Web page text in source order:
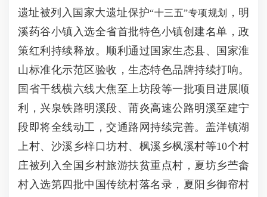
遗址被列入国家大遗址保护“十三五”专项规划
，明
溪药谷小镇入选全省首批特色小镇创建名单，政
策红利持续释放。顺利通过国家生态县、国家淮
山标准化示范区验收，生态特色品牌持续打响。
国省干线横六线大焦至上坊段等一批项目进展顺
利，兴泉铁路明溪段、莆炎高速公路明溪至建宁
段即将全线动工，交通路网持续完善。盖洋镇湖
上村、沙溪乡梓口坊村、枫溪乡枫溪村等10个村
庄被列入全国乡村旅游扶贫重点村，夏坊乡苎畲
村入选第四批中国传统村落名录，夏阳乡御帘村